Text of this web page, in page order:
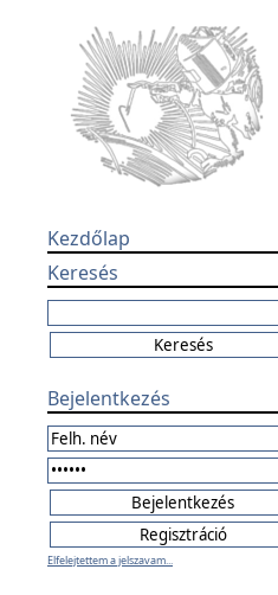
Kezdőlap
Keresés
Bejelentkezés
Elfelejtettem a jelszavam...